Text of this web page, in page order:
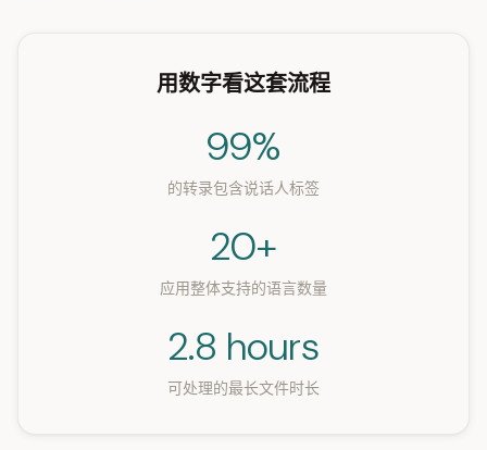
用数字看这套流程
99%
的转录包含说话人标签
20+
应用整体支持的语言数量
2.8 hours
可处理的最长文件时长